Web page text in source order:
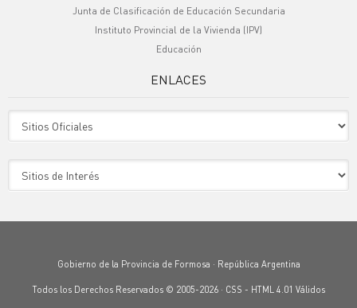
Junta de Clasificación de Educación Secundaria
Instituto Provincial de la Vivienda (IPV)
Educación
ENLACES
Gobierno de la Provincia de Formosa · República Argentina
Todos los Derechos Reservados © 2005-2026 · CSS - HTML 4.01 Válidos